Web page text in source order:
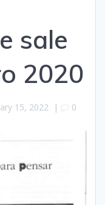
sale
2020
15, 2022 | 0